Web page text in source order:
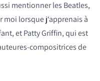
mentionner les Beatles,
lorsque j‘apprenais à
et Patty Griffin, qui est
compositrices de